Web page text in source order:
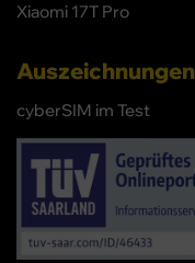
Xiaomi 17T Pro
Auszeichnungen
cyberSIM im Test